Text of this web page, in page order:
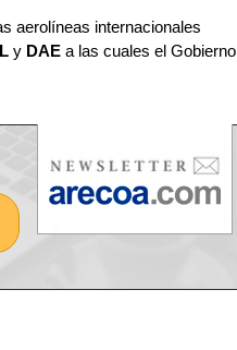
aerolíneas internacionales
y DAEa las cuales el Gobierno